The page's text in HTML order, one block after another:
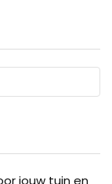
jouw tuin en